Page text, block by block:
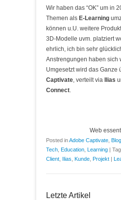
Wir haben das “OK” um in
Themen als E-Learning
können u.U. weitere
3D-Modelle uvm. platziert
ehrlich, ich bin sehr
Anstrengungen haben sich
Umgesetzt wird das Ganze
Captivate, verteilt via Ilias
Connect.
Web
Posted inAdobe Captivate Blog
Tech Education Learning |
Client Ilias Kunde Projekt |
Letzte Artikel